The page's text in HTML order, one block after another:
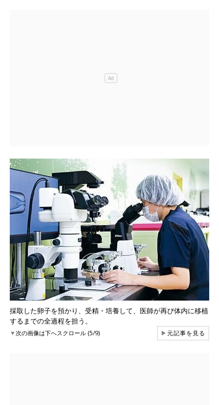
採取した卵子を預かり、受精・培養して、医師が再び体内に移植
するまでの全過程を担う。
▼次の画像は下へスクロール (5/9) ▶元記事を見る